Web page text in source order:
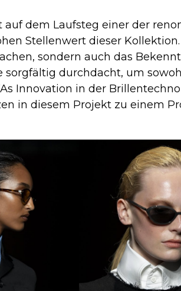
auf dem Laufsteg einer der
Stellenwert dieser
sondern auch das
durchdacht, um
Innovation in der
in diesem Projekt zu einem